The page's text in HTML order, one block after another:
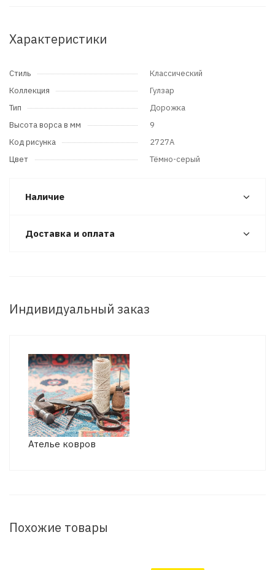
Характеристики
Стиль
Классический
Коллекция
Гулзар
Тип
Дорожка
Высота ворса в мм
9
Код рисунка
2727A
Цвет
Тёмно-серый
Наличие
Доставка и оплата
Индивидуальный заказ
Ателье ковров
Похожие товары